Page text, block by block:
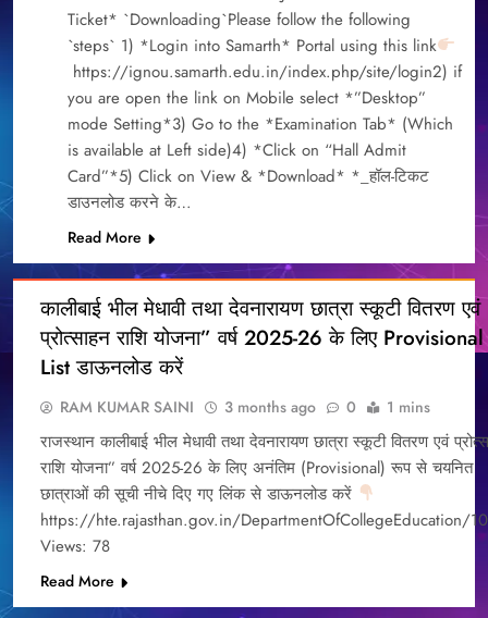
Ticket* `Downloading`Please follow the following
`steps` 1) *Login into Samarth* Portal using this link
https://ignou.samarth.edu.in/index.php/site/login2) if
you are open the link on Mobile select *”Desktop”
mode Setting*3) Go to the *Examination Tab* (Which
is available at Left side)4) *Click on “Hall Admit
Card”*5) Click on View & *Download* *_हॉल-टिकट
डाउनलोड करने के…
Read More
BLOG
DAILY
NEWS
EDUCATION
कालीबाई भील मेधावी तथा देवनारायण छात्रा स्कूटी वितरण एवं
प्रोत्साहन राशि योजना” वर्ष 2025-26 के लिए Provisional
List डाऊनलोड करें
RAM KUMAR SAINI 3 months ago 0 1 mins
राजस्थान कालीबाई भील मेधावी तथा देवनारायण छात्रा स्कूटी वितरण एवं
राशि योजना” वर्ष 2025-26 के लिए अनंतिम (Provisional) रूप से चयनित
छात्राओं की सूची नीचे दिए गए लिंक से डाऊनलोड करें
https://hte.rajasthan.gov.in/DepartmentOfCollegeEducation/
Views: 78
Read More